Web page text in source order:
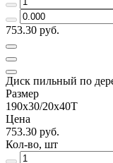
753.30 руб.
Диск пильный по
Размер
190х30/20х40Т
Цена
753.30 руб.
Кол-во, шт